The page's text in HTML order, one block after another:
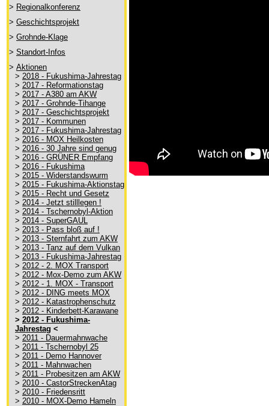
> Regionalkonferenz
> Geschichtsprojekt
> Grohnde-Klage
> Standort-Infos
> Aktionen
> 2018 - Fukushima-Jahrestag
> 2017 - Reformationstag
> 2017 - A380 am AKW
> 2017 - Grohnde-Tihange
> 2017 - Geschichtsprojekt
> 2017 - Kommunen
> 2017 - Fukushima-Jahrestag
> 2016 - MOX Heilkosten
> 2016 - 30 Jahre sind genug
> 2016 - GRÜNER Empfang
> 2016 - Fukushima
> 2015 - Widerstandswurm
> 2015 - Fukushima-Aktionstag
> 2015 - Recht und Gesetz
> 2014 - Jetzt stilllegen !
> 2014 - Tschernobyl-Aktion
> 2014 - SuperGAUL
> 2013 - Pass bloß auf !
> 2013 - Sternfahrt zum AKW
> 2013 - Tanz auf dem Vulkan
> 2013 - Fukushima-Jahrestag
> 2012 - 2. MOX Transport
> 2012 - Mox-Demo zum AKW
> 2012 - 1. MOX - Transport
> 2012 - DING meets MOX
> 2012 - Katastrophenschutz
> 2012 - Kinderbett-Karawane
> 2012 - Fukushima-
Jahrestag <
> 2011 - Dauermahnwache
> 2011 - Tschernobyl 25
> 2011 - Demo Hannover
> 2011 - Mahnwachen
> 2011 - Probesitzen am AKW
> 2010 - CastorStreckenAtag
> 2010 - Friedensritt
> 2010 - MOX-Demo Hameln